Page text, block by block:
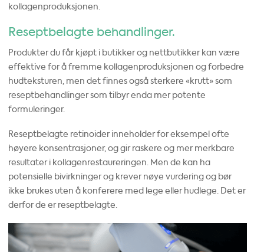
kollagenproduksjonen.
Reseptbelagte behandlinger.
Produkter du får kjøpt i butikker og nettbutikker kan være
effektive for å fremme kollagenproduksjonen og forbedre
hudteksturen, men det finnes også sterkere «krutt» som
reseptbehandlinger som tilbyr enda mer potente
formuleringer.
Reseptbelagte retinoider inneholder for eksempel ofte
høyere konsentrasjoner, og gir raskere og mer merkbare
resultater i kollagenrestaureringen. Men de kan ha
potensielle bivirkninger og krever nøye vurdering og bør
ikke brukes uten å konferere med lege eller hudlege. Det er
derfor de er reseptbelagte.